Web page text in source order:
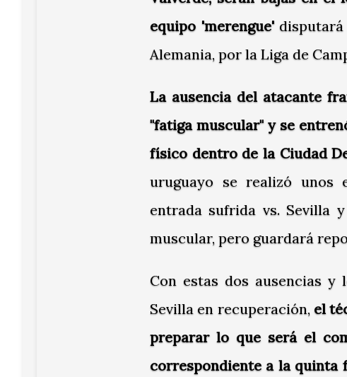
equipo 'merengue'disputará
Alemania, por la Liga de
La ausencia del atacante
"fatiga muscular" y se
físico dentro de la Ciudad
uruguayo se realizó unos
entrada sufrida vs. Sevilla
muscular, pero guardará
Con estas dos ausencias
Sevilla en recuperación, el
preparar lo que será el
correspondiente a la quinta